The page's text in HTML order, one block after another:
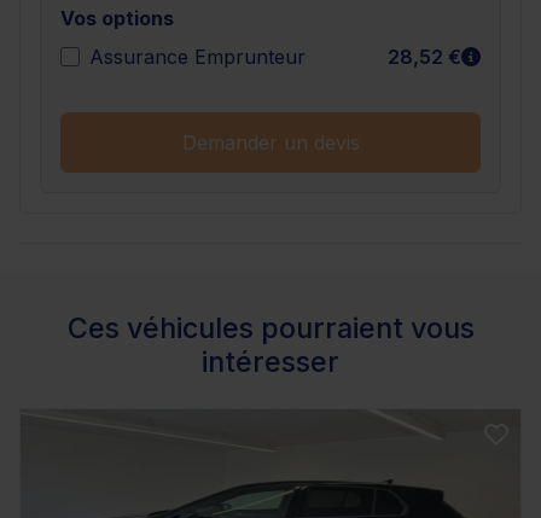
Vos options
Assurance Emprunteur
28,52 € En
Demander un devis
Ces véhicules pourraient vous
intéresser